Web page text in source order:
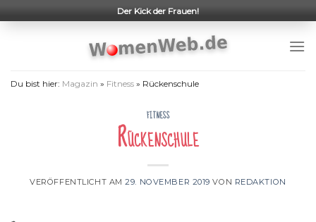
to
Der Kick der Frauen!
Du bist hier: Magazin » Fitness » Rückenschule
FITNESS
Rückenschule
VERÖFFENTLICHT AM29. NOVEMBER 2019 VON REDAKTION